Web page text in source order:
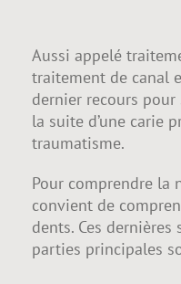
Aussi appelé
traitement de canal
dernier recours
la suite d’une carie
traumatisme.
Pour comprendre la
convient de
dents. Ces
parties principales